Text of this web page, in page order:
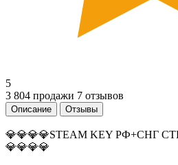
5
3 804 продажи 7 отзывов
Описание Отзывы
💎💎💎💎STEAM KEY РФ+СНГ
💎💎💎💎